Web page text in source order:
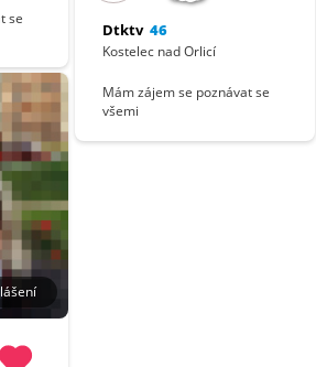
se
Dtktv 46
Kostelec nad Orlicí
Mám zájem se poznávat se
všemi